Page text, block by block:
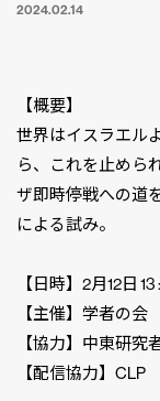
2024.02.14
【概要】
世界はイスラエル
ら、これを止めら
ザ即時停戦への道
による試み。
【日時】2月12日 13
【主催】学者の会
【協力】中東研究
【配信協力】CLP